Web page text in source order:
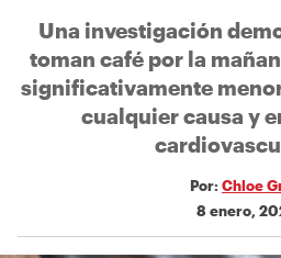
Una investigación
toman café por la
significativamente
cualquier causa y
Por: Chloe
8 enero,